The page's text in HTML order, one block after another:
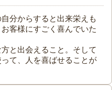
分からすると出来栄えも
客様にすごく喜んでいた
と出会えること。そして
て、人を喜ばせることが